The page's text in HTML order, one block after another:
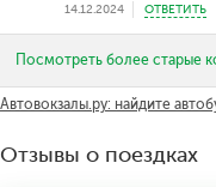
14.12.2024 ОТВЕТИТЬ
Посмотреть более старые
Автовокзалы.ру: найдите
Отзывы о поездках